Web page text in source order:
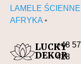
LAMELE ŚCIENNE
AFRYKA •
LUCKY
DEKOR
+48
428